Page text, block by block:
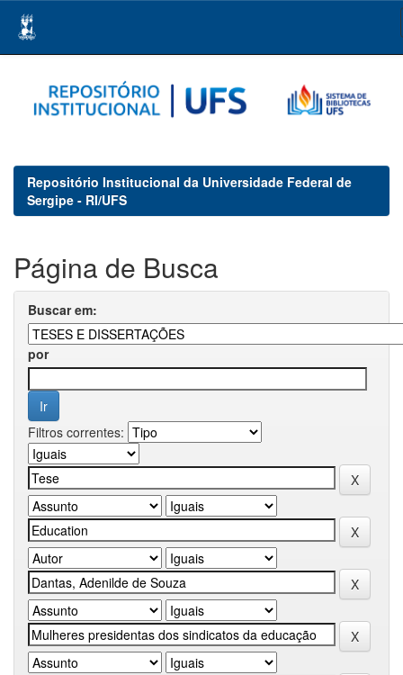
navigation
Repositório Institucional da Universidade Federal de
Sergipe - RI/UFS
Página de Busca
Buscar em:
por
Filtros correntes: